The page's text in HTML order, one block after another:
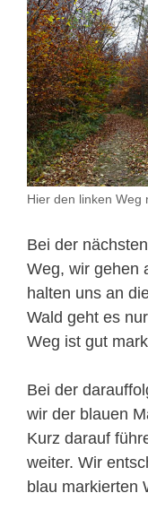
Hier den linken Weg
Bei der
Weg, wir gehen
halten uns an
Wald geht es
Weg ist gut
Bei der
wir der blauen
Kurz darauf
weiter. Wir
blau markierten